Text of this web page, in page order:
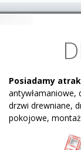
Posiadamy
antywłamaniowe,
drzwi drewniane,
pokojowe,